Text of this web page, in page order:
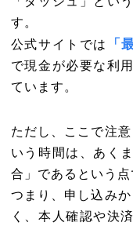
す。
公式サイトでは 「
で現金が必要な利
ています。
ただし、ここで注
いう時間は、あく
合」であるという点
つまり、申し込み
く、本人確認や決